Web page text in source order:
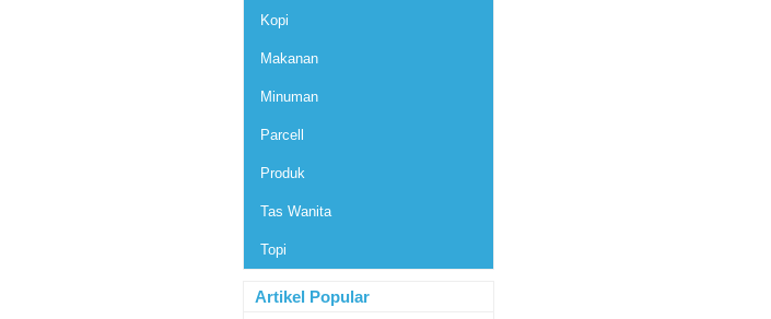
Kopi
Makanan
Minuman
Parcell
Produk
Tas Wanita
Topi
Artikel Popular